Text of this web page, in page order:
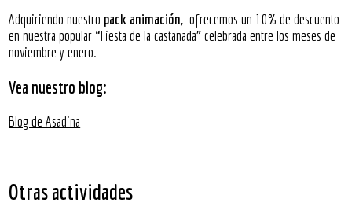
Adquiriendo nuestro pack animación, ofrecemos un 10% de descuento
en nuestra popular “Fiesta de la castañada” celebrada entre los meses de
noviembre y enero.
Vea nuestro blog:
Blog de Asadina
Otras actividades